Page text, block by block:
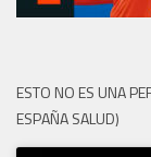
ESTO NO ES UNA
ESPAÑA SALUD)